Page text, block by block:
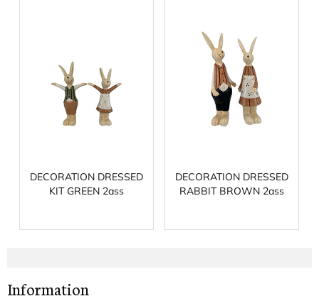
DECORATION DRESSED
KIT GREEN 2ass
DECORATION DRESSED
RABBIT BROWN 2ass
Information